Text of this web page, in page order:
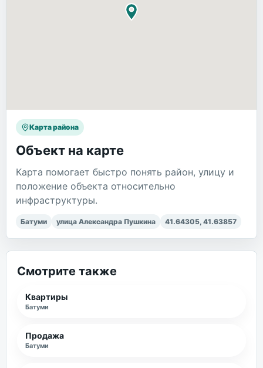
Карта района
Объект на карте
Карта помогает быстро понять район, улицу и
положение объекта относительно
инфраструктуры.
Батуми улица Александра Пушкина 41.64305, 41.63857
Смотрите также
Квартиры
Батуми
Продажа
Батуми